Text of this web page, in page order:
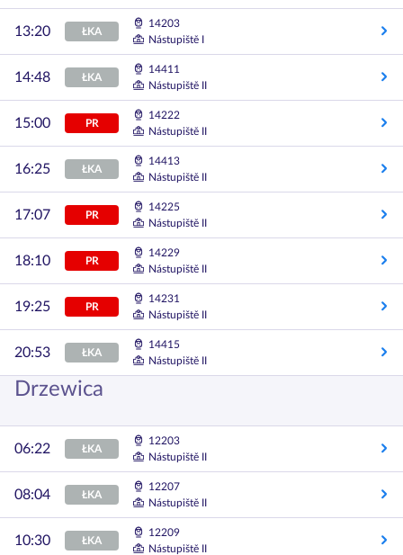
13:20 ŁKA
14203
Nástupiště I
14:48 ŁKA
14411
Nástupiště II
15:00 PR
14222
Nástupiště II
16:25 ŁKA
14413
Nástupiště II
17:07 PR
14225
Nástupiště II
18:10 PR
14229
Nástupiště II
19:25 PR
14231
Nástupiště II
20:53 ŁKA
14415
Nástupiště II
Drzewica
06:22 ŁKA
12203
Nástupiště II
08:04 ŁKA
12207
Nástupiště II
10:30 ŁKA
12209
Nástupiště II